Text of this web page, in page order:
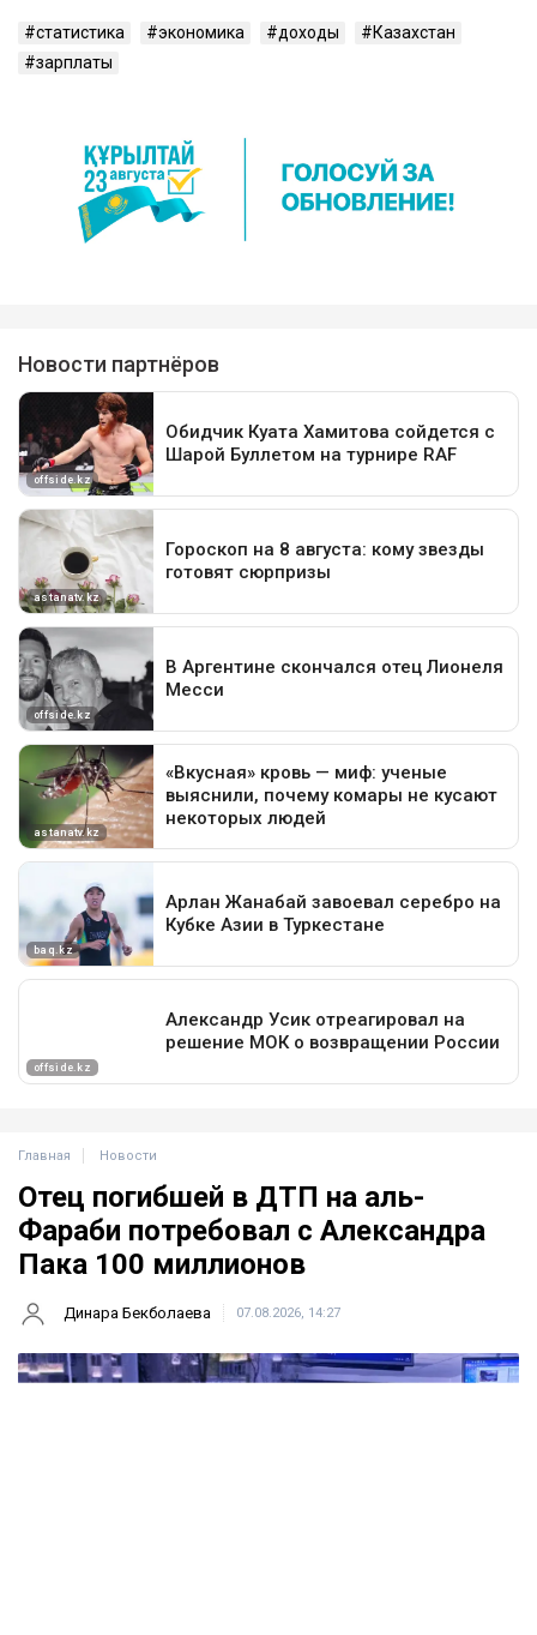
статистика экономика доходы
Казахстан
зарплаты
Главная Новости
Отец погибшей в ДТП на аль-
Фараби потребовал с Александра
Пака 100 миллионов
Динара Бекболаева 07.08.2026, 14:27